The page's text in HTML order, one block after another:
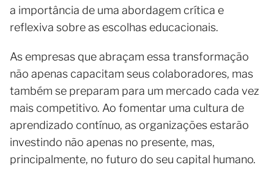
a importância de uma abordagem crítica e
reflexiva sobre as escolhas educacionais.
As empresas que abraçam essa transformação
não apenas capacitam seus colaboradores, mas
também se preparam para um mercado cada vez
mais competitivo. Ao fomentar uma cultura de
aprendizado contínuo, as organizações estarão
investindo não apenas no presente, mas,
principalmente, no futuro do seu capital humano.